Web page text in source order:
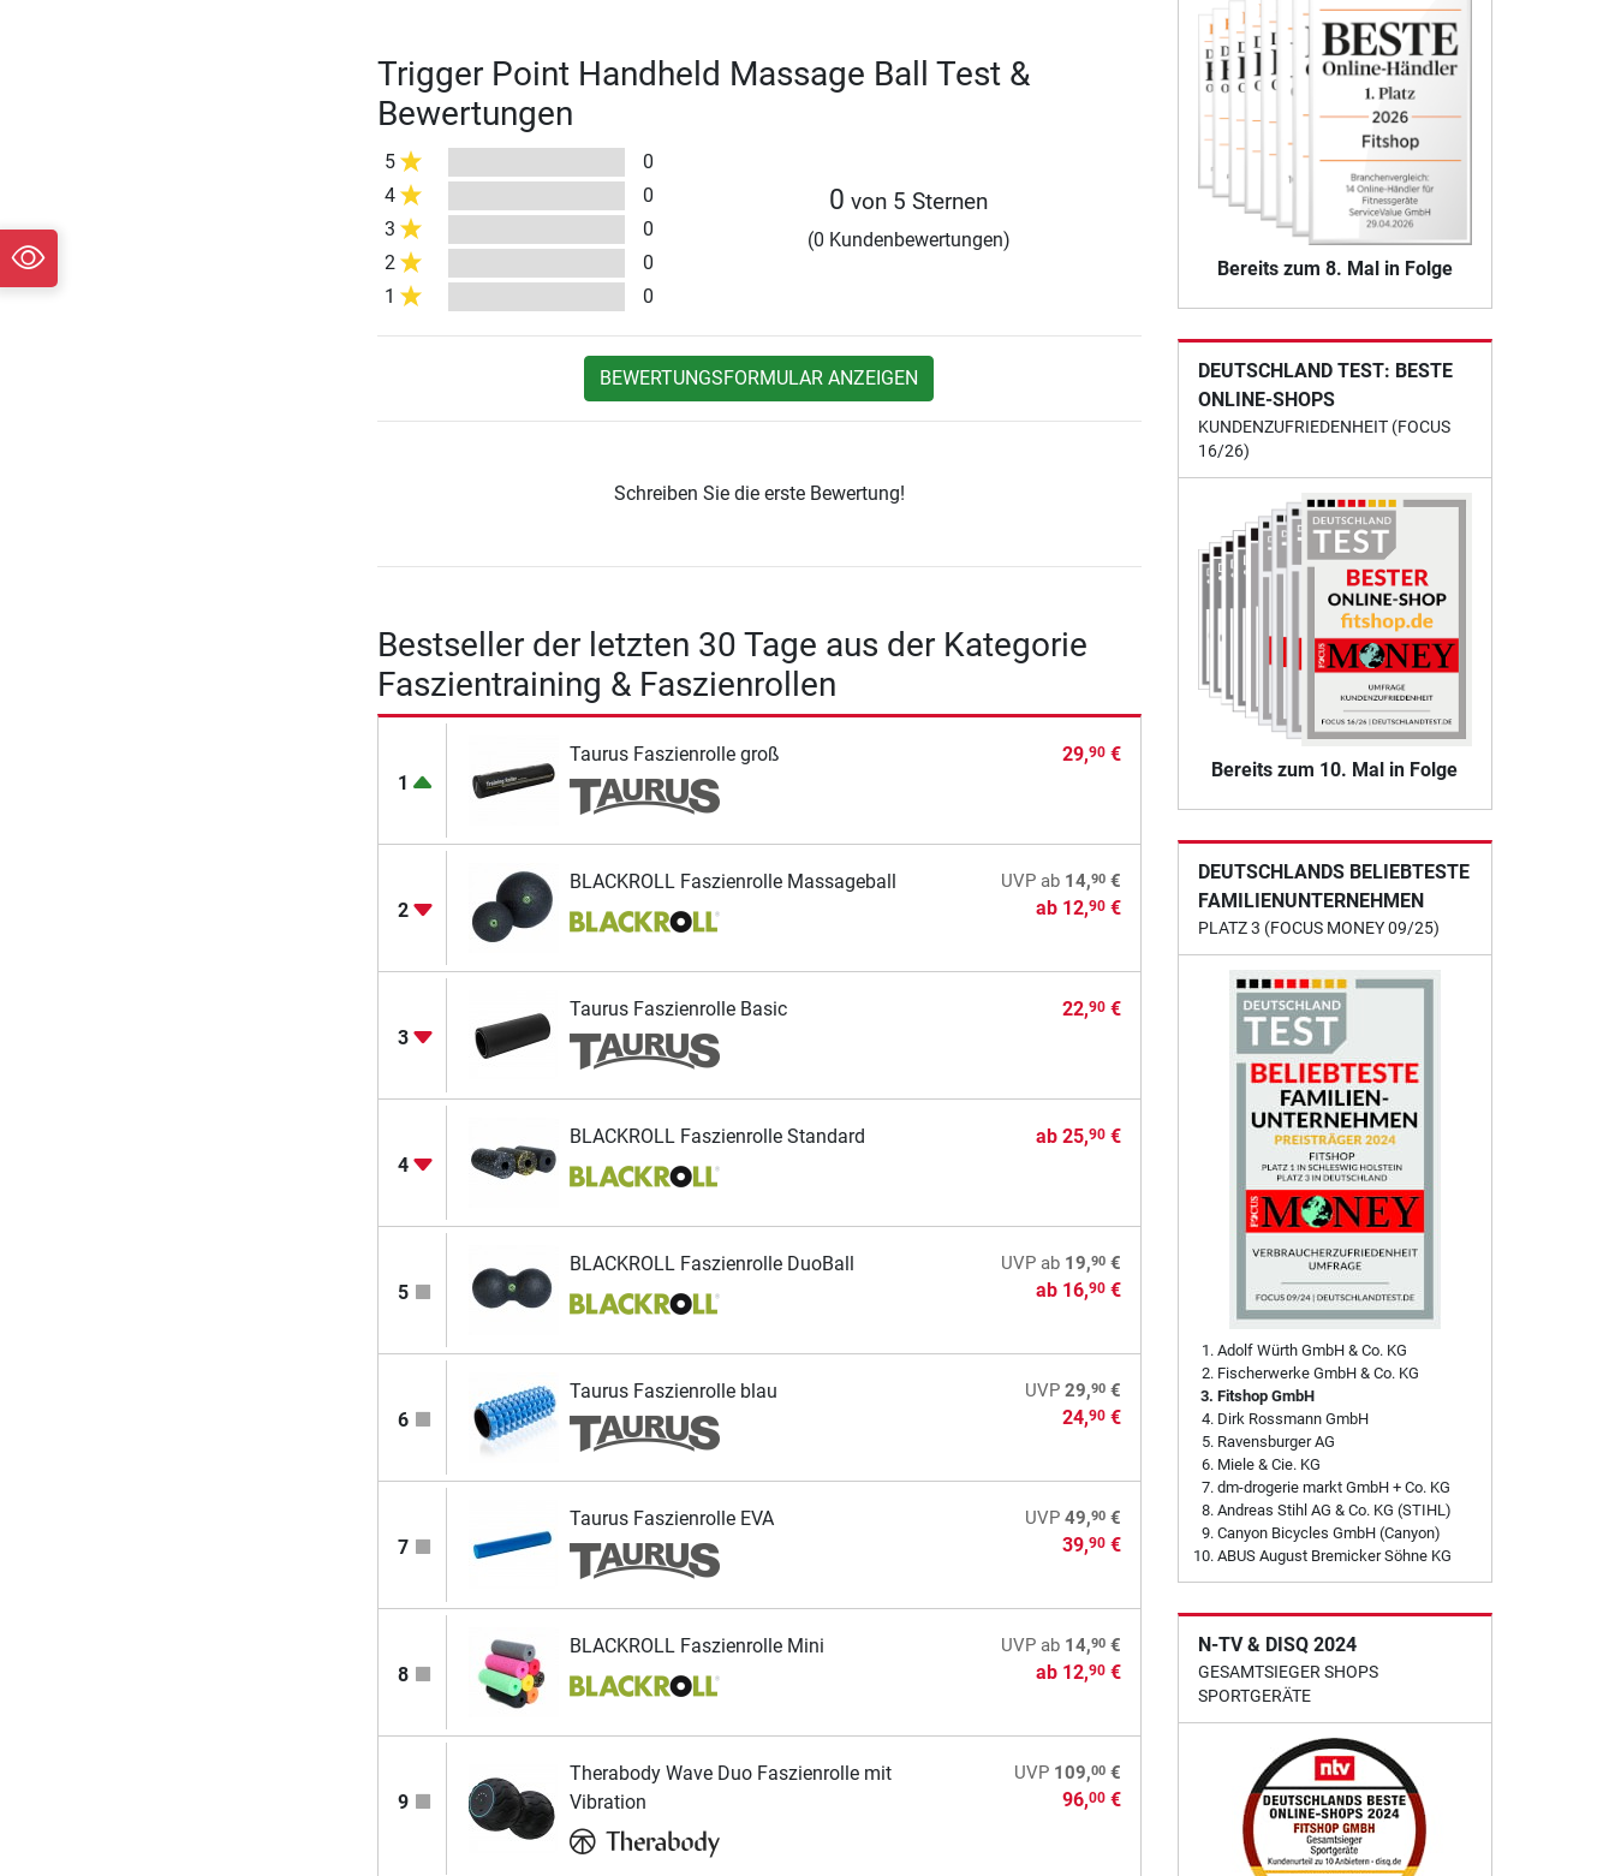
Trigger Point Handheld Massage Ball Test &
Bewertungen
5
0
4
0
3
0
2
0
1
0
0 von 5 Sternen
(0 Kundenbewertungen)
BEWERTUNGSFORMULAR ANZEIGEN
Schreiben Sie die erste Bewertung!
Bestseller der letzten 30 Tage aus der Kategorie
Faszientraining & Faszienrollen
1
Taurus Faszienrolle groß 29,90 €
2
BLACKROLL Faszienrolle Massageball UVP ab 14,90 €
ab 12,90 €
3
Taurus Faszienrolle Basic 22,90 €
4
BLACKROLL Faszienrolle Standard ab25,90 €
5
BLACKROLL Faszienrolle DuoBall UVP ab 19,90 €
ab 16,90 €
6
Taurus Faszienrolle blau UVP 29,90 €
24,90 €
7
Taurus Faszienrolle EVA UVP 49,90 €
39,90 €
8
BLACKROLL Faszienrolle Mini UVP ab 14,90 €
ab 12,90 €
9
Therabody Wave Duo Faszienrolle mit
Vibration
UVP 109,00 €
96,00 €
Bereits zum 8. Mal in Folge
DEUTSCHLAND TEST: BESTE
ONLINE-SHOPS
KUNDENZUFRIEDENHEIT (FOCUS
16/26)
Bereits zum 10. Mal in Folge
DEUTSCHLANDS BELIEBTESTE
FAMILIENUNTERNEHMEN
PLATZ 3 (FOCUS MONEY 09/25)
Adolf Würth GmbH & Co. KG
Fischerwerke GmbH & Co. KG
Fitshop GmbH
Dirk Rossmann GmbH
Ravensburger AG
Miele & Cie. KG
dm-drogerie markt GmbH + Co. KG
Andreas Stihl AG & Co. KG (STIHL)
Canyon Bicycles GmbH (Canyon)
ABUS August Bremicker Söhne KG
N-TV & DISQ 2024
GESAMTSIEGER SHOPS
SPORTGERÄTE